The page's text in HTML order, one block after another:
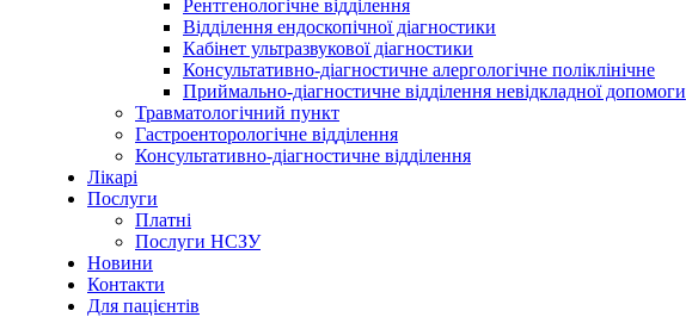
Рентгенологічне відділення
Відділення ендоскопічної діагностики
Кабінет ультразвукової діагностики
Консультативно-діагностичне алергологічне поліклінічне
Приймально-діагностичне відділення невідкладної допомоги
Травматологічний пункт
Гастроенторологічне відділення
Консультативно-діагностичне відділення
Лікарі
Послуги
Платні
Послуги НСЗУ
Новини
Контакти
Для пацієнтів